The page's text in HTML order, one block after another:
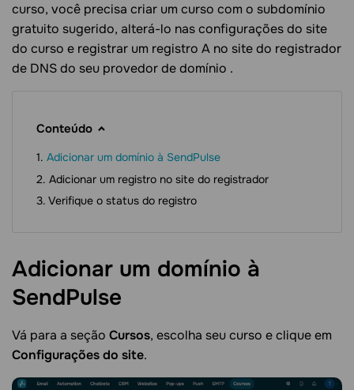
curso, você precisa criar um curso com o subdomínio
gratuito sugerido, alterá-lo nas configurações do site
do curso e registrar um registro A no site do registrador
de DNS do seu provedor de domínio .
Conteúdo
Adicionar um domínio à SendPulse
Adicionar um registro no site do registrador
Verifique o status do registro
Adicionar um domínio à
SendPulse
Vá para a seção Cursos, escolha seu curso e clique em
Configurações do site.